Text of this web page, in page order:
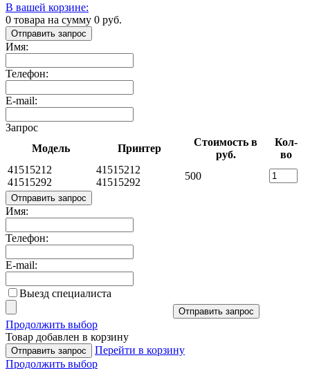
В вашей корзине:
0 товара на сумму 0 руб.
Отправить запрос
Имя:
Телефон:
E-mail:
Запрос
Модель
Принтер
Стоимость в
руб.
Кол-
во
41515212
41515292
41515212
41515292
500
Отправить запрос
Имя:
Телефон:
E-mail:
Выезд специалиста
Отправить запрос
Продолжить выбор
Товар добавлен в корзину
Отправить запрос
Перейти в корзину
Продолжить выбор